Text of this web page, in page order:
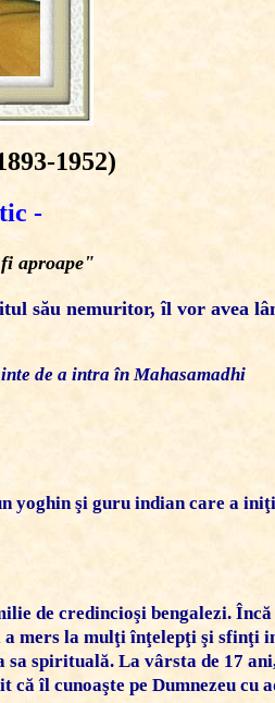
1952)
-
aproape"
său nemuritor, îl vor avea
de a intra în Mahasamadhi
yoghin şi guru indian care a
de credincioşi bengalezi.
mers la mulţi înţelepţi şi sfinţi
spirituală. La vârsta de 17
că îl cunoaşte pe Dumnezeu cu